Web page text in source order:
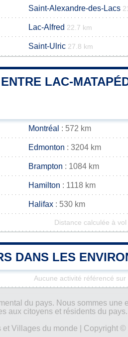
Saint-Alexandre-des-Lacs
Lac-Alfred 22.7 km
Saint-Ulric 27.8 km
LAC-
Montréal : 572 km
Edmonton : 3204 km
Brampton : 1084 km
Hamilton : 1118 km
Halifax : 530 km
Distance calculée à
DANS LES
Aucune activité référencé
du pays. Nous sommes
aux citoyens et résidents du pays.
et Villages du monde | Copyright